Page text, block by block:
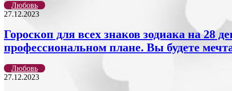
Любовь
27.12.2023
Гороскоп для всех знаков зодиака на 28
профессиональном плане. Вы будете
Любовь
27.12.2023